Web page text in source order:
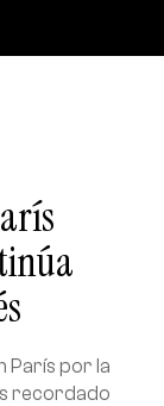
París por la
recordado